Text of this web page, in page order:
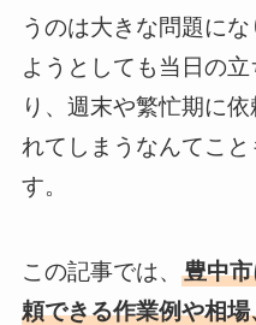
うのは大きな問題に
ようとしても当日の
り、週末や繁忙期に
れてしまうなんてこ
す。
この記事では、 豊中
頼できる作業例や相